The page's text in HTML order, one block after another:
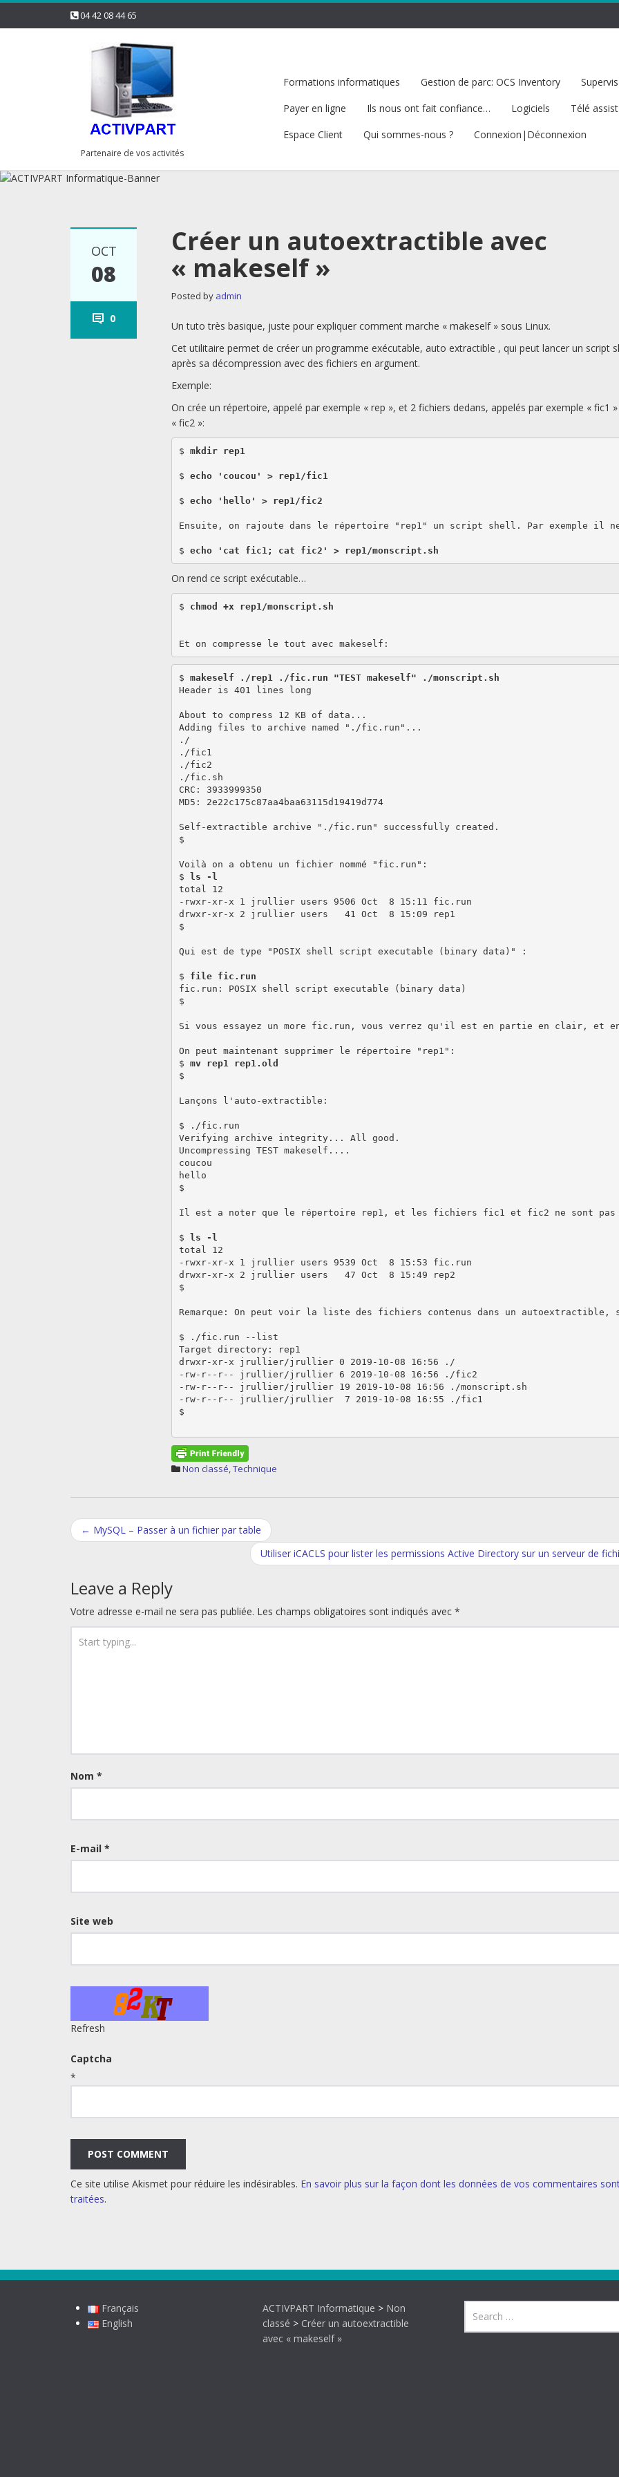
04 42 08 44 65
Partenaire de vos activités
Formations informatiques Gestion de parc: OCS Inventory
Payer en ligne
Ils nous ont fait confiance… Logiciels Télé
Espace Client
Qui sommes-nous ? Connexion|Déconnexion
OCT
08
0
Créer un autoextractible avec
« makeself »
Posted by admin
Un tuto très basique, juste pour expliquer comment marche « makeself » sous Linux.
Cet utilitaire permet de créer un programme exécutable, auto extractible , qui peut lancer un script
après sa décompression avec des fichiers en argument.
Exemple:
On crée un répertoire, appelé par exemple « rep », et 2 fichiers dedans, appelés par exemple « fic1
« fic2 »:
$ mkdir rep1
$ echo 'coucou' > rep1/fic1
$ echo 'hello' > rep1/fic2
Ensuite, on rajoute dans le répertoire "rep1" un script shell. Par exemple il
$ echo 'cat fic1; cat fic2' > rep1/monscript.sh
On rend ce script exécutable…
$ chmod +x rep1/monscript.sh
$ makeself ./rep1 ./fic.run "TEST makeself" ./monscript.sh
Header is 401 lines long
About to compress 12 KB of data...
Adding files to archive named "./fic.run"...
./
./fic1
./fic2
./fic.sh
CRC: 3933999350
MD5: 2e22c175c87aa4baa63115d19419d774
Self-extractible archive "./fic.run" successfully created.
$
Voilà on a obtenu un fichier nommé "fic.run":
$
ls -l
total 12
-rwxr-xr-x 1 jrullier users 9506 Oct  8 15:11 fic.run
drwxr-xr-x 2 jrullier users   41 Oct  8 15:09 rep1
$
Qui est de type "POSIX shell script executable (binary data)" :
$ file fic.run
fic.run: POSIX shell script executable (binary data)
$
Si vous essayez un more fic.run, vous verrez qu'il est en partie en clair, et
On peut maintenant supprimer le répertoire "rep1":
$ mv rep1 rep1.old
$
Lançons l'auto-extractible:
$ ./fic.run
Verifying archive integrity... All good.
Uncompressing TEST makeself....
coucou
hello
$
Il est a noter que le répertoire rep1, et les fichiers fic1 et fic2 ne sont pas
$
ls -l
total 12
-rwxr-xr-x 1 jrullier users 9539 Oct  8 15:53 fic.run
drwxr-xr-x 2 jrullier users   47 Oct  8 15:49 rep2
$
Remarque: On peut voir la liste des fichiers contenus dans un
$ ./fic.run --list
Target directory: rep1
drwxr-xr-x jrullier/jrullier 0 2019-10-08 16:56 ./
-rw-r--r-- jrullier/jrullier 6 2019-10-08 16:56 ./fic2
-rw-r--r-- jrullier/jrullier 19 2019-10-08 16:56 ./monscript.sh
-rw-r--r-- jrullier/jrullier  7 2019-10-08 16:55 ./fic1
$
Non classé,Technique
Post
← MySQL – Passer à un fichier par table
Utiliser iCACLS pour lister les permissions Active Directory sur un serveur de
Leave a Reply
Votre adresse e-mail ne sera pas publiée. Les champs obligatoires sont indiqués avec *
Nom *
E-mail *
Site web
Refresh
Captcha
*
Ce site utilise Akismet pour réduire les indésirables. En savoir plus sur la façon dont les données de vos commentaires
traitées.
Français
English
ACTIVPART Informatique > Non
classé > Créer un autoextractible
avec « makeself »